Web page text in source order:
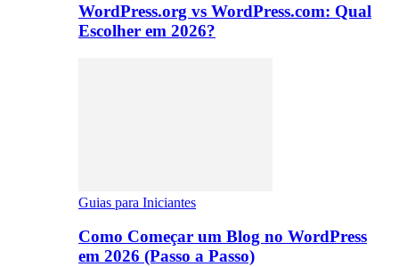
WordPress.org vs WordPress.com: Qual
Escolher em 2026?
Guias para Iniciantes
Como Começar um Blog no WordPress
em 2026 (Passo a Passo)